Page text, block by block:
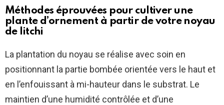
Méthodes éprouvées pour cultiver une
plante d’ornement à partir de votre noyau
de litchi
La plantation du noyau se réalise avec soin en
positionnant la partie bombée orientée vers le haut et
en l’enfouissant à mi-hauteur dans le substrat. Le
maintien d’une humidité contrôlée et d’une